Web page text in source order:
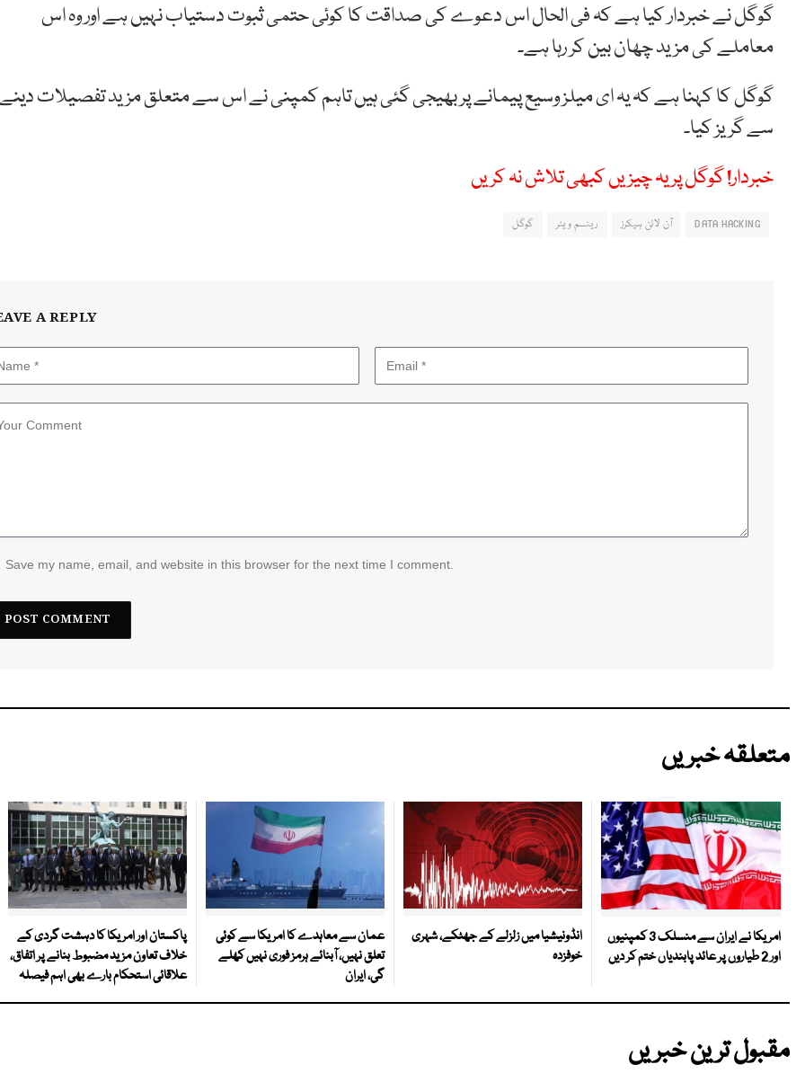
گوگل نے خبردار کیا ہے کہ فی الحال اس دعوے کی صداقت کا کوئی حتمی ثبوت دستیاب نہیں ہے اور وہ اس
معاملے کی مزید چھان بین کر رہا ہے۔
گوگل کا کہنا ہے کہ یہ ای میلز وسیع پیمانے پر بھیجی گئی ہیں تاہم کمپنی نے اس سے متعلق مزید تفصیلات دینے
سے گریز کیا۔
خبردار! گوگل پر یہ چیزیں کبھی تلاش نہ کریں
DATA HACKING آن لائن ہیکرز رینسم ویئر گوگل
A REPLY
Save my name, email, and website in this browser for the next time I comment.
متعلقہ خبریں
امریکا نے ایران سے منسلک 3 کمپنیوں
اور 2 طیاروں پر عائد پابندیاں ختم کر دیں
انڈونیشیا میں زلزلے کے جھٹکے، شہری
خوفزدہ
عمان سے معاہدے کا امریکا سے کوئی
تعلق نہیں، آبنائے ہرمز فوری نہیں کھلے
گی، ایران
پاکستان اور امریکا کا دہشت گردی کے
خلاف تعاون مزید مضبوط بنانے پر اتفاق،
علاقائی استحکام بارے بھی اہم فیصلہ
مقبول ترین خبریں